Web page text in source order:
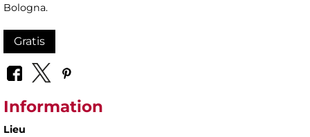
Bologna.
Gratis
Information
Lieu